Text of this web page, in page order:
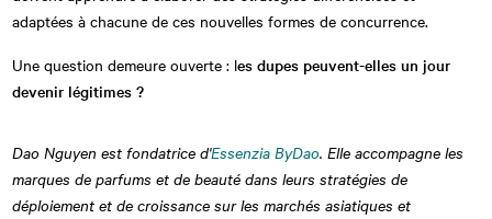
adaptées à chacune de ces nouvelles formes de concurrence.
Une question demeure ouverte : les dupes peuvent-elles un jour
devenir légitimes ?
Dao Nguyen est fondatrice d'Essenzia ByDao. Elle accompagne les
marques de parfums et de beauté dans leurs stratégies de
déploiement et de croissance sur les marchés asiatiques et